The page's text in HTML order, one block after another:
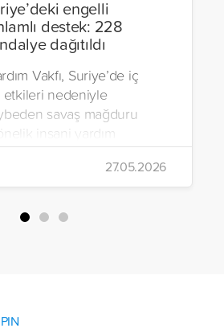
engelli
destek: 228
dağıtıldı
Vakfı, Suriye’de iç
etkileri nedeniyle
savaş mağduru
insani yardım
sürdürüyor. Vakıf,
projeyle Suriye’nin Şam,
Humus ve İdlib
şartlarda yaşayan
27.05.2026